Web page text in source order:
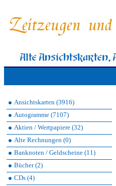
Ansichtskarten (3916)
Autogramme (7107)
Aktien / Wertpapiere (32)
Alte Rechnungen (0)
Banknoten / Geldscheine (11)
Bücher (2)
CDs (4)